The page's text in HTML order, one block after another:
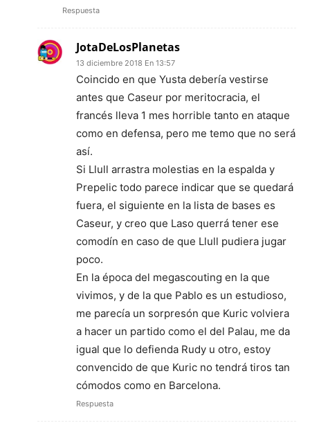
Respuesta
JotaDeLosPlanetas
13 diciembre 2018 En 13:57
Coincido en que Yusta debería vestirse
antes que Caseur por meritocracia, el
francés lleva 1 mes horrible tanto en ataque
como en defensa, pero me temo que no será
así.
Si Llull arrastra molestias en la espalda y
Prepelic todo parece indicar que se quedará
fuera, el siguiente en la lista de bases es
Caseur, y creo que Laso querrá tener ese
comodín en caso de que Llull pudiera jugar
poco.
En la época del megascouting en la que
vivimos, y de la que Pablo es un estudioso,
me parecía un sorpresón que Kuric volviera
a hacer un partido como el del Palau, me da
igual que lo defienda Rudy u otro, estoy
convencido de que Kuric no tendrá tiros tan
cómodos como en Barcelona.
Respuesta